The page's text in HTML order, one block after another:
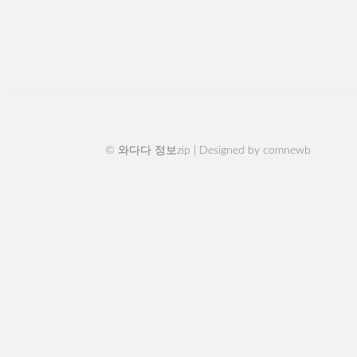
© 와다다 정보zip | Designed by comnewb